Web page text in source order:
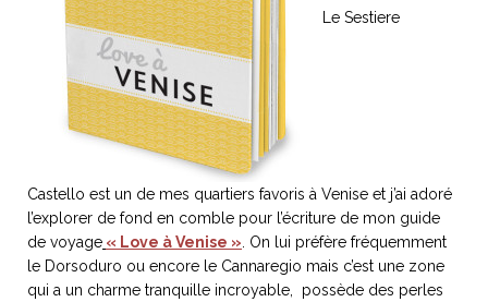
NOS ARTICLES ART ET DESIGN
Burano, la palette
de tous les
superlatifs
Le Sestiere
Castello est un de mes quartiers favoris à Venise et j’ai adoré
l’explorer de fond en comble pour l’écriture de mon guide
de voyage « Love à Venise » . On lui préfère fréquemment
le Dorsoduro ou encore le Cannaregio mais c’est une zone
qui a un charme tranquille incroyable, possède des perles